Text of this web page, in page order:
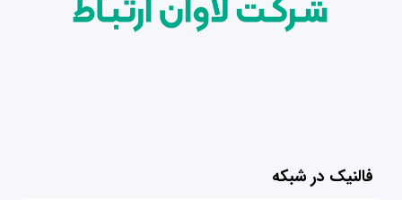
فالنیک در شبکه